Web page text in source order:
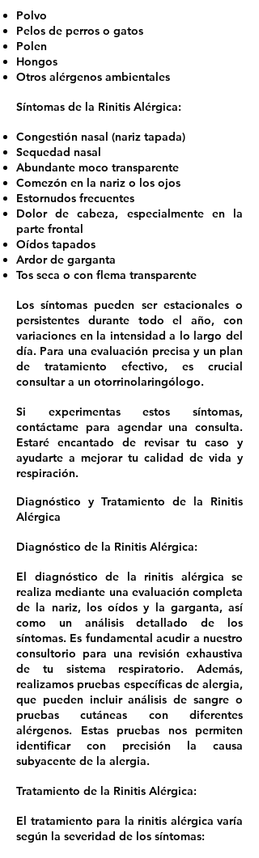
Polvo
Pelos de perros o gatos
Polen
Hongos
Otros alérgenos ambientales
Síntomas de la Rinitis Alérgica:
Congestión nasal (nariz tapada)
Sequedad nasal
Abundante moco transparente
Comezón en la nariz o los ojos
Estornudos frecuentes
Dolor de cabeza, especialmente en la
parte frontal
Oídos tapados
Ardor de garganta
Tos seca o con flema transparente
Los síntomas pueden ser estacionales o
persistentes durante todo el año, con
variaciones en la intensidad a lo largo del
día. Para una evaluación precisa y un plan
de tratamiento efectivo, es crucial
consultar a un otorrinolaringólogo.
Si experimentas estos síntomas,
contáctame para agendar una consulta.
Estaré encantado de revisar tu caso y
ayudarte a mejorar tu calidad de vida y
respiración.
Diagnóstico y Tratamiento de la Rinitis
Alérgica
Diagnóstico de la Rinitis Alérgica:
El diagnóstico de la rinitis alérgica se
realiza mediante una evaluación completa
de la nariz, los oídos y la garganta, así
como un análisis detallado de los
síntomas. Es fundamental acudir a nuestro
consultorio para una revisión exhaustiva
de tu sistema respiratorio. Además,
realizamos pruebas específicas de alergia,
que pueden incluir análisis de sangre o
pruebas cutáneas con diferentes
alérgenos. Estas pruebas nos permiten
identificar con precisión la causa
subyacente de la alergia.
Tratamiento de la Rinitis Alérgica:
El tratamiento para la rinitis alérgica varía
según la severidad de los síntomas: